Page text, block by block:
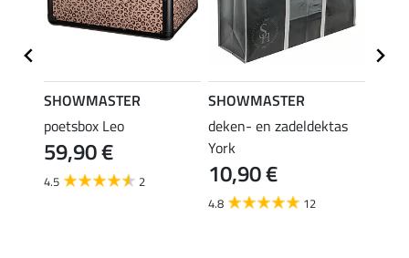
SHOWMASTER
poetsbox Leo
59,90 €
4.5 2
SHOWMASTER
deken- en zadeldektas
York
10,90 €
4.8 12